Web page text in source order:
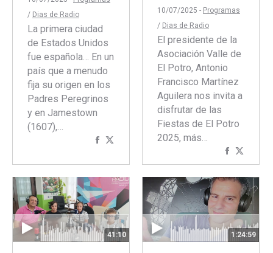
/ Dias de Radio
La primera ciudad
de Estados Unidos
fue española… En un
país que a menudo
fija su origen en los
Padres Peregrinos
y en Jamestown
(1607),…
Compartir
Facebook
Twitter
10/07/2025 - Programas
/ Dias de Radio
El presidente de la
Asociación Valle de
El Potro, Antonio
Francisco Martínez
Aguilera nos invita a
disfrutar de las
Fiestas de El Potro
2025, más…
Compartir
concon
41:10 1:24:59